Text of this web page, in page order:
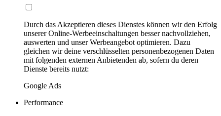
Durch das Akzeptieren dieses Dienstes können wir den Erfolg
unserer Online-Werbeeinschaltungen besser nachvollziehen,
auswerten und unser Werbeangebot optimieren. Dazu
gleichen wir deine verschlüsselten personenbezogenen Daten
mit folgenden externen Anbietenden ab, sofern du deren
Dienste bereits nutzt:
Google Ads
Performance